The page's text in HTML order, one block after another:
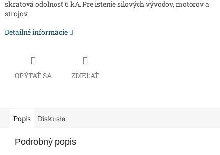
skratová odolnosť 6 kA. Pre istenie silových vývodov, motorov a
strojov.
Detailné informácie
OPÝTAŤ SA ZDIEĽAŤ
Popis Diskusia
Podrobný popis